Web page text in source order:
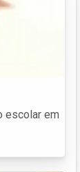
escolar em